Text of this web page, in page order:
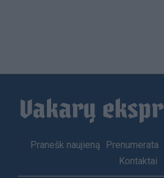
Footer
Pranešk naujieną Prenumerata
Kontaktai